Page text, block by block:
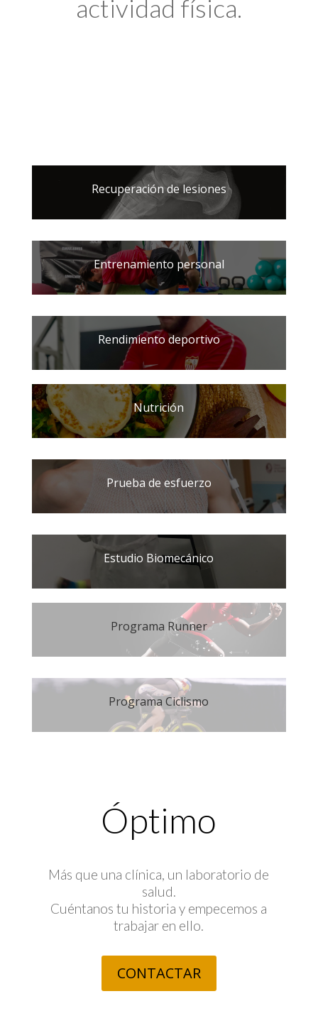
actividad física.
Recuperación de lesiones
Entrenamiento personal
Rendimiento deportivo
Nutrición
Prueba de esfuerzo
Estudio Biomecánico
Programa Runner
Programa Ciclismo
Óptimo
Más que una clínica, un laboratorio de
salud.
Cuéntanos tu historia y empecemos a
trabajar en ello.
CONTACTAR